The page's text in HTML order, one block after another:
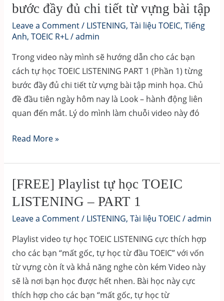
bước đầy đủ chi tiết từ vựng bài tập
Leave a Comment/ LISTENING, Tài liệu TOEIC, Tiếng
Anh, TOEIC R+L/admin
Trong video này mình sẽ hướng dẫn cho các bạn
cách tự học TOEIC LISTENING PART 1 (Phần 1) từng
bước đầy đủ chi tiết từ vựng bài tập minh họa. Chủ
đề đầu tiên ngày hôm nay là Look – hành động liên
quan đến mắt. Lý do mình làm chuỗi video này đó
Hướng
tự
học
TOEIC
LISTENING
PART
1
(Phần
1)
từng
bước
Read More »
[FREE] Playlist tự học TOEIC
LISTENING – PART 1
Leave a Comment/ LISTENING, Tài liệu TOEIC/admin
Playlist video tự học TOEIC LISTENING cực thích hợp
cho các bạn “mất gốc, tự học từ đầu TOEIC” với vốn
từ vựng còn ít và khả năng nghe còn kém Video này
sẽ là nơi bạn học được hết nhen. Bài học này cực
thích hợp cho các bạn “mất gốc, tự học từ